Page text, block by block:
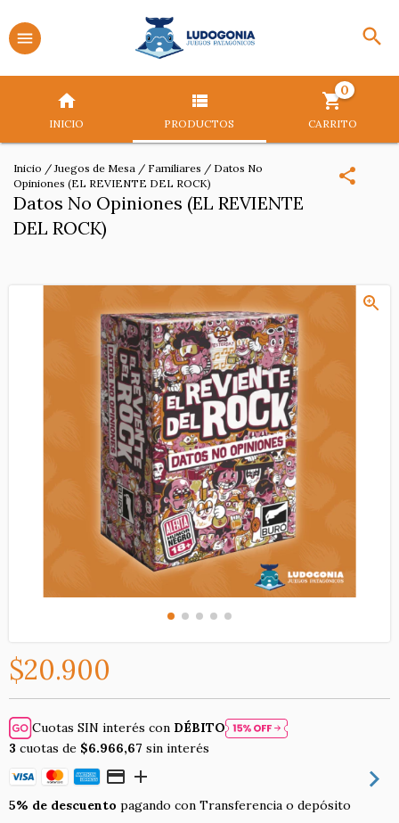
INICIO PRODUCTOS CARRITO
0
Inicio / Juegos de Mesa / Familiares / Datos No
Opiniones (EL REVIENTE DEL ROCK)
Datos No Opiniones (EL REVIENTE
DEL ROCK)
$20.900
Cuotas SIN interés con DÉBITO
3 cuotas de $6.966,67 sin interés
5% de descuento pagando con Transferencia o depósito